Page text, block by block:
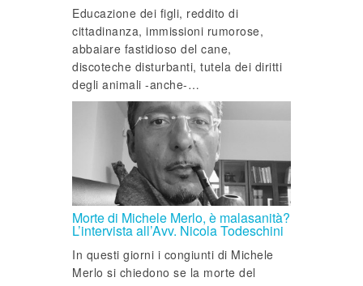
Educazione dei figli, reddito di
cittadinanza, immissioni rumorose,
abbaiare fastidioso del cane,
discoteche disturbanti, tutela dei diritti
degli animali -anche-…
Morte di Michele Merlo, è malasanità?
L’intervista all’Avv. Nicola Todeschini
In questi giorni i congiunti di Michele
Merlo si chiedono se la morte del